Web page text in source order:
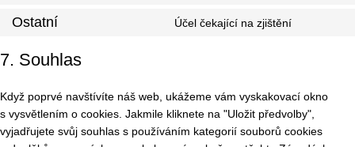
Ostatní Účel čekající na zjištění
7. Souhlas
Když poprvé navštívíte náš web, ukážeme vám vyskakovací okno
s vysvětlením o cookies. Jakmile kliknete na "Uložit předvolby",
vyjadřujete svůj souhlas s používáním kategorií souborů cookies